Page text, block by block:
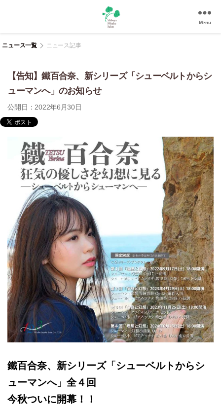
サ
徒
歩
3
分
ダ
ン
な
音
楽
サ
ロ
ン
Menu
ニュース一覧 ニュース記事
【告知】鐵百合奈、新シリーズ「シューベルトからシ
ューマンへ」のお知らせ
公開日：2022年6月30日
鐵百合奈、新シリーズ「シューベルトからシ
ューマンへ」全４回
今秋ついに開幕！！